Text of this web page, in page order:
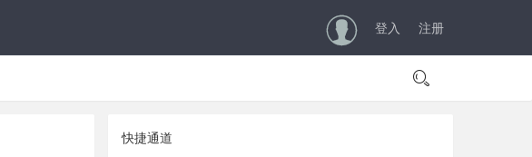
登入 注册

快捷通道